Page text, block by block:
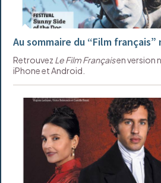
Au sommaire du “Film français”
Retrouvez Le Film Françaisen version
iPhone et Android.